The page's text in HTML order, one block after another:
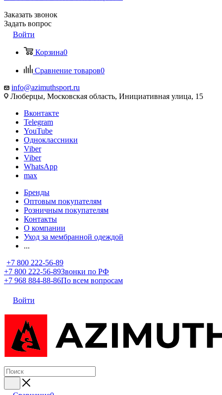
Заказать звонок
Задать вопрос
Войти
Корзина0
Сравнение товаров0
info@azimuthsport.ru
Люберцы, Московская область, Инициативная улица, 15
Вконтакте
Telegram
YouTube
Одноклассники
Viber
Viber
WhatsApp
max
Бренды
Оптовым покупателям
Розничным покупателям
Контакты
О компании
Уход за мембранной одеждой
...
+7 800 222-56-89
+7 800 222-56-89Звонки по РФ
+7 968 884-88-86По всем вопросам
Войти